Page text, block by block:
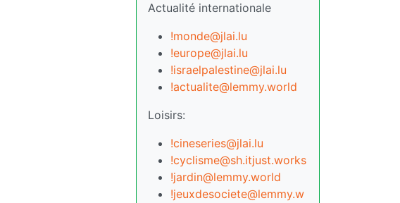
Actualité internationale
!monde@jlai.lu
!europe@jlai.lu
!israelpalestine@jlai.lu
!actualite@lemmy.world
Loisirs:
!cineseries@jlai.lu
!cyclisme@sh.itjust.works
!jardin@lemmy.world
!jeuxdesociete@lemmy.w